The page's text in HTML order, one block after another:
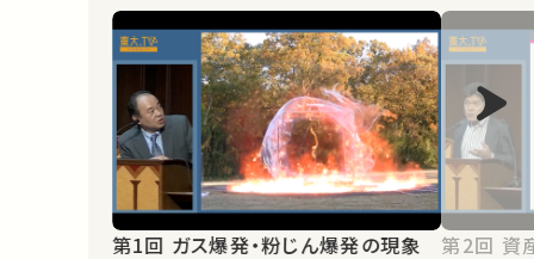
第1回 ガス爆発・粉じん爆発の現象 第2